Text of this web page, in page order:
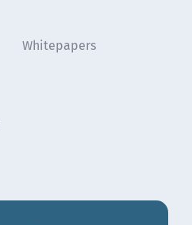
Whitepapers